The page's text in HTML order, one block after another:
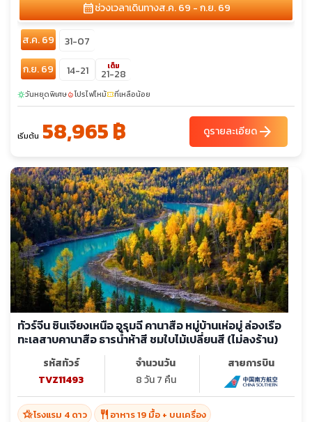
calendar_monthช่วงเวลาเดินทางส.ค. 69 - ก.ย. 69
ส.ค. 69
31-07
ก.ย. 69
14-21 เต็ม
21-28
sunnyวันหยุดพิเศษlocal_fire_departmentโปรไฟไหม้confirmation_numberที่เหลือน้อย
เริ่มต้น 58,965 ฿ ดูรายละเอียดarrow_forward
ทัวร์จีน ซินเจียงเหนือ อูรุมฉี คานาสือ หมู่บ้านเห่อมู่ ล่องเรือ
ทะเลสาบคานาสือ ธารน้ำห้าสี ชมใบไม้เปลี่ยนสี (ไม่ลงร้าน)
รหัสทัวร์
TVZ11493
จำนวนวัน
8 วัน 7 คืน
สายการบิน
hotel_classโรงแรม 4 ดาว restaurant อาหาร 19 มื้อ + บนเครื่อง